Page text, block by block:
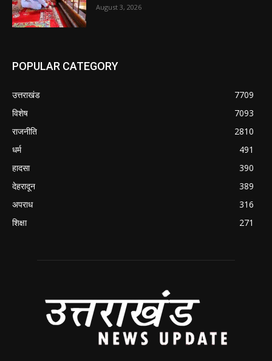
August 3, 2026
POPULAR CATEGORY
उत्तराखंड
7709
विशेष
7093
राजनीति
2810
धर्म
491
हादसा
390
देहरादून
389
अपराध
316
शिक्षा
271